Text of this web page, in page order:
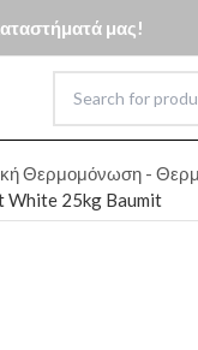
μας!
Θερμομόνωση -
White 25kg Baumit